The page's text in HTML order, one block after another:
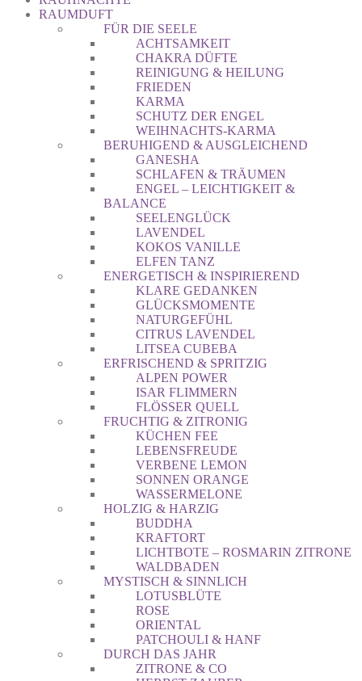
RAUMDUFT
FÜR DIE SEELE
ACHTSAMKEIT
CHAKRA DÜFTE
REINIGUNG & HEILUNG
FRIEDEN
KARMA
SCHUTZ DER ENGEL
WEIHNACHTS-KARMA
BERUHIGEND & AUSGLEICHEND
GANESHA
SCHLAFEN & TRÄUMEN
ENGEL – LEICHTIGKEIT &
BALANCE
SEELENGLÜCK
LAVENDEL
KOKOS VANILLE
ELFEN TANZ
ENERGETISCH & INSPIRIEREND
KLARE GEDANKEN
GLÜCKSMOMENTE
NATURGEFÜHL
CITRUS LAVENDEL
LITSEA CUBEBA
ERFRISCHEND & SPRITZIG
ALPEN POWER
ISAR FLIMMERN
FLÖSSER QUELL
FRUCHTIG & ZITRONIG
KÜCHEN FEE
LEBENSFREUDE
VERBENE LEMON
SONNEN ORANGE
WASSERMELONE
HOLZIG & HARZIG
BUDDHA
KRAFTORT
LICHTBOTE – ROSMARIN ZITRONE
WALDBADEN
MYSTISCH & SINNLICH
LOTUSBLÜTE
ROSE
ORIENTAL
PATCHOULI & HANF
DURCH DAS JAHR
ZITRONE & CO